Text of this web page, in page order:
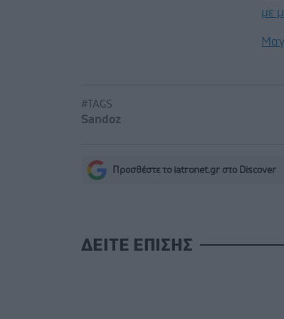
με
#TAGS
Sandoz
Προσθέστε το iatronet.gr στο Discover
ΔΕΙΤΕ ΕΠΙΣΗΣ